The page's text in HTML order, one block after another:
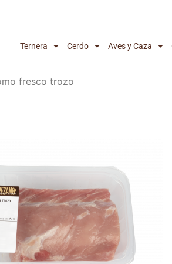
Ternera Cerdo Aves y Caza
fresco trozo